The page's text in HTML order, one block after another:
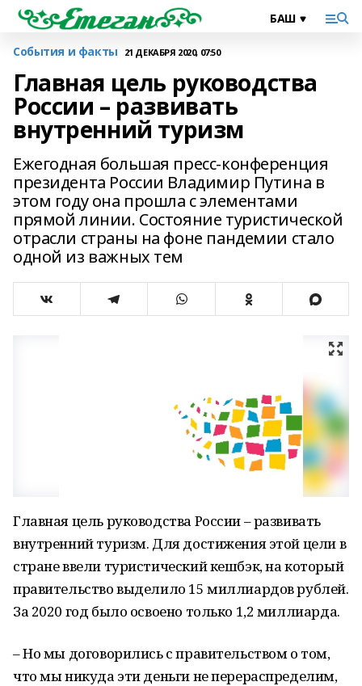
События и факты 21 ДЕКАБРЯ 2020, 07:50
Главная цель руководства
России – развивать
внутренний туризм
Ежегодная большая пресс-конференция
президента России Владимир Путина в
этом году она прошла с элементами
прямой линии. Состояние туристической
отрасли страны на фоне пандемии стало
одной из важных тем
Главная цель руководства России – развивать
внутренний туризм. Для достижения этой цели в
стране ввели туристический кешбэк, на который
правительство выделило 15 миллиардов рублей.
За 2020 год было освоено только 1,2 миллиарда.
– Но мы договорились с правительством о том,
что мы никуда эти деньги не перераспределим,